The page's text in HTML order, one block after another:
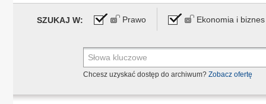
SZUKAJ W: Prawo Ekonomia i biznes
Chcesz uzyskać dostęp do archiwum? Zobacz ofertę